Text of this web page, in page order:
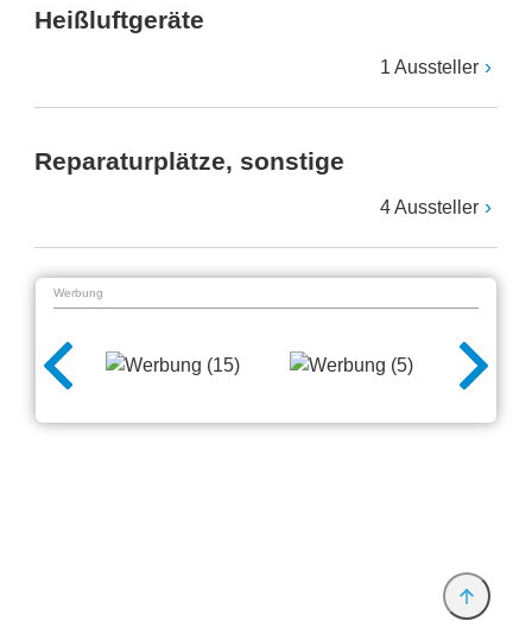
Heißluftgeräte
1 Aussteller
Reparaturplätze, sonstige
4 Aussteller
Werbung